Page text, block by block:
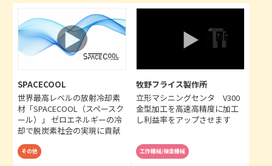
SPACECOOL
世界最高レベルの放射冷却素
材「SPACECOOL（スペースク
ール）」 ゼロエネルギーの冷
却で脱炭素社会の実現に貢献
その他
牧野フライス製作所
立形マシニングセンタ V300
金型加工を高速高精度に加工
し利益率をアップさせます
工作機械/板金機械